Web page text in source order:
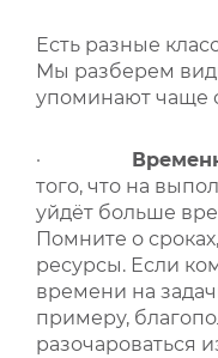
Есть разные
Мы разберем
упоминают чаще
·
того, что на
уйдёт больше
Помните о
ресурсы. Если
времени на
примеру,
разочароваться